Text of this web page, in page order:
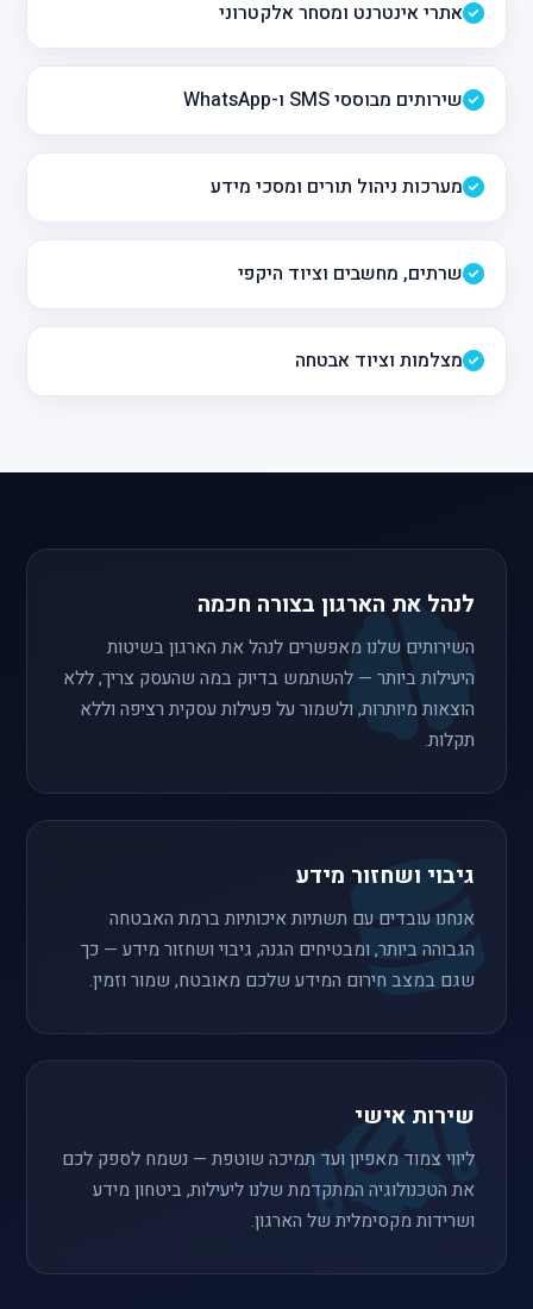
אתרי אינטרנט ומסחר אלקטרוני
שירותים מבוססי SMS ו-WhatsApp
מערכות ניהול תורים ומסכי מידע
שרתים, מחשבים וציוד היקפי
מצלמות וציוד אבטחה
לנהל את הארגון בצורה חכמה
השירותים שלנו מאפשרים לנהל את הארגון בשיטות
היעילות ביותר — להשתמש בדיוק במה שהעסק צריך, ללא
הוצאות מיותרות, ולשמור על פעילות עסקית רציפה וללא
תקלות.
גיבוי ושחזור מידע
אנחנו עובדים עם תשתיות איכותיות ברמת האבטחה
הגבוהה ביותר, ומבטיחים הגנה, גיבוי ושחזור מידע — כך
שגם במצב חירום המידע שלכם מאובטח, שמור וזמין.
שירות אישי
ליווי צמוד מאפיון ועד תמיכה שוטפת — נשמח לספק לכם
את הטכנולוגיה המתקדמת שלנו ליעילות, ביטחון מידע
ושרידות מקסימלית של הארגון.